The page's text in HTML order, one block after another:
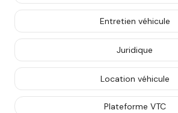
Entretien véhicule
Juridique
Location véhicule
Plateforme VTC